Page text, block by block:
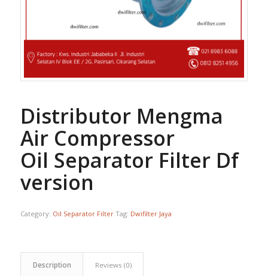
Distributor Mengma
Air Compressor
Oil Separator Filter Df
version
Category: Oil Separator Filter Tag: Dwifilter Jaya
Description Reviews (0)